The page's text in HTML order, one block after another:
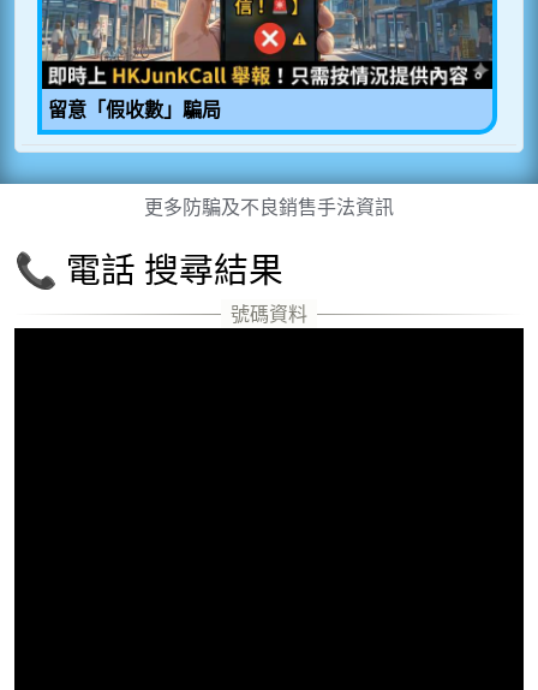
留意「假收數」騙局
更多防騙及不良銷售手法資訊
📞 電話 搜尋結果